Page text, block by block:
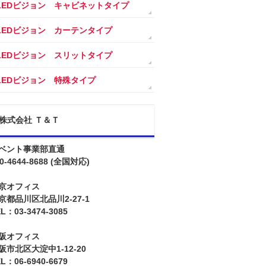
ビジョン キャビネットタイプ
ビジョン カーテンタイプ
ビジョン スリットタイプ
ビジョン 特殊タイプ
式会社 Ｔ＆Ｔ
ント事業部直通
4644-8688 (全国対応)
オフィス
都品川区北品川2-27-1
：03-3474-3085
オフィス
市北区大淀中1-12-20
：06-6940-6679